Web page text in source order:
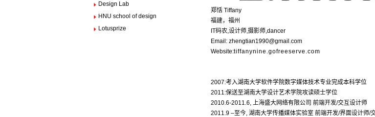
Design Lab
HNU school of design
Lotusprize
郑恬 Tiffany
福建，福州
IT码农,设计师,摄影师,dancer
Email: zhengtian1990@gmail.com
Website:tiffanynine.gofreeserve.com
2007:考入湖南大学软件学院数字媒体技术专业完成本科学位
2011:保送至湖南大学设计艺术学院攻读硕士学位
2010.6-2011.6, 上海盛大网络有限公司 前端开发/交互设计师
2011.9 –至今, 湖南大学传播媒体实验室 前端开发/界面设计师/